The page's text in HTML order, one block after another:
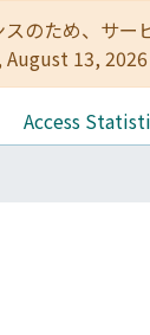
のため、
13,
Access